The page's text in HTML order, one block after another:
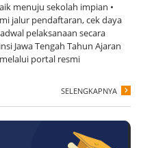
menuju sekolah impian •
jalur pendaftaran, cek daya
pelaksanaan secara
Jawa Tengah Tahun Ajaran
portal resmi
SELENGKAPNYA